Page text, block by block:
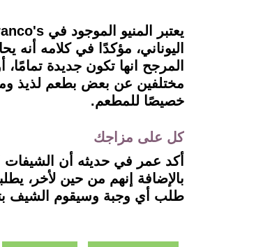
اليوناني، مؤكدًا في كلامه أنه
مختلفين عن بعض بطعم لذيذ
خصيصًا للمطعم.
كل على مزاجك
أكد عمر في حديثه أن الشيفات
بالإضافة إنهم من حين لأخر،
طلب أي وجبة وسيقوم الشيف